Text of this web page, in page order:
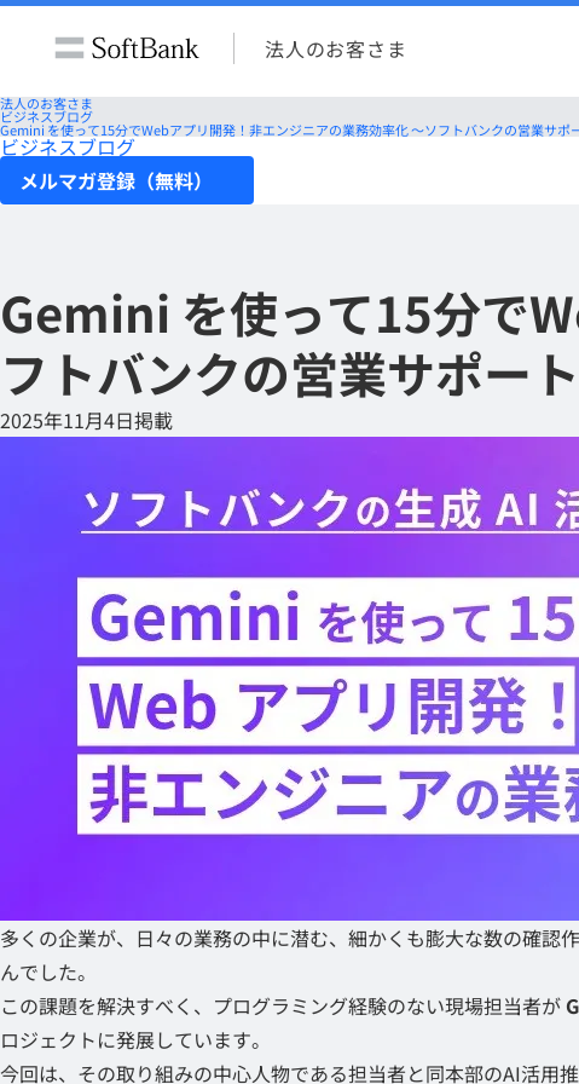
法人のお客さま
法人のお客さま
ビジネスブログ
Gemini を使って15分でWebアプリ開発！非エンジニアの業務効率化 ～ソフトバンクの営業サポ
ビジネスブログ
メルマガ登録（無料）
Gemini を使って15分で
フトバンクの営業サポー
2025年11月4日掲載
多くの企業が、日々の業務の中に潜む、細かくも膨大な数の確
んでした。
この課題を解決すべく、プログラミング経験のない現場担当者が
ロジェクトに発展しています。
今回は、その取り組みの中心人物である担当者と同本部のAI活用